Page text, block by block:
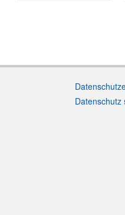
Datenschutz